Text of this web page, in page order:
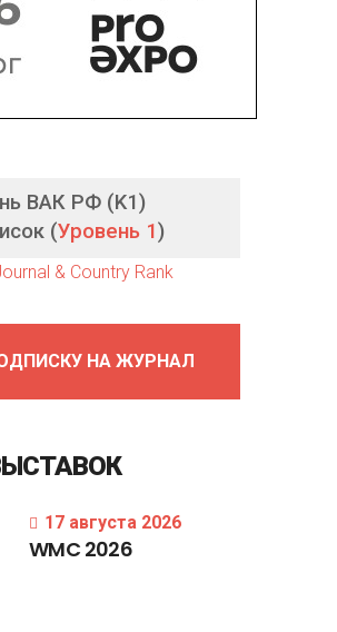
ВАК РФ (K1)
(Уровень 1)
НА ЖУРНАЛ
17 августа 2026
WMC 2026